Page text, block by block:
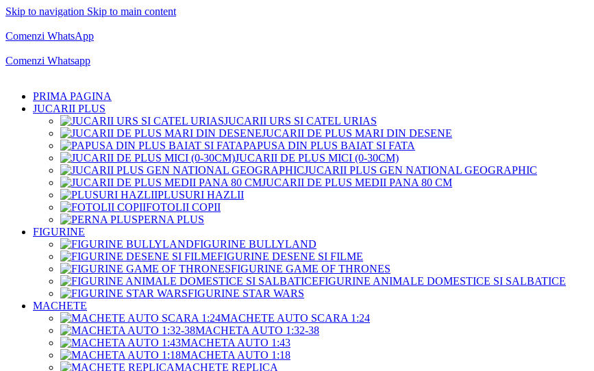
Skip to navigation Skip to main content
Comenzi WhatsApp
Comenzi Whatsapp
PRIMA PAGINA
JUCARII PLUS
JUCARII URS SI CATEL URIAS
JUCARII DE PLUS MARI DIN DESENE
PAPUSA DIN PLUS BAIAT SI FATA
JUCARII DE PLUS MICI (0-30CM)
JUCARII PLUS GEN NATIONAL GEOGRAPHIC
JUCARII DE PLUS MEDII PANA 80 CM
PLUSURI HAZLII
FOTOLII COPII
PERNA PLUS
FIGURINE
FIGURINE BULLYLAND
FIGURINE DESENE SI FILME
FIGURINE GAME OF THRONES
FIGURINE ANIMALE DOMESTICE SI SALBATICE
FIGURINE STAR WARS
MACHETE
MACHETE AUTO SCARA 1:24
MACHETA AUTO 1:32-38
MACHETA AUTO 1:43
MACHETA AUTO 1:18
MACHETE REPLICA